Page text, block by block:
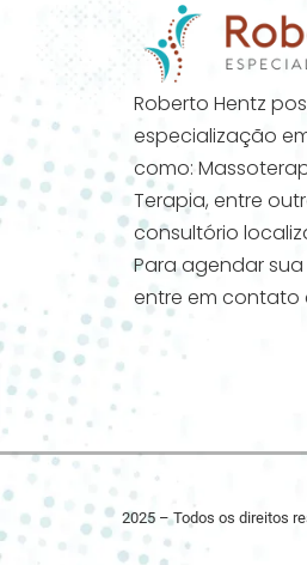
Roberto Hentz
especialização
como:
Terapia, entre
consultório
Para agendar
entre em contato
2025 – Todos os direitos